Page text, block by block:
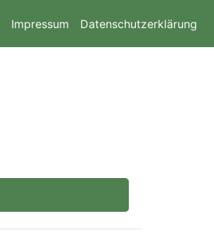
Impressum Datenschutzerklärung